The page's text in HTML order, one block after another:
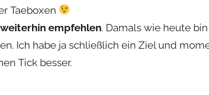
Taeboxen
empfehlen. Damals wie heute
Ich habe ja schließlich ein Ziel und
Tick besser.